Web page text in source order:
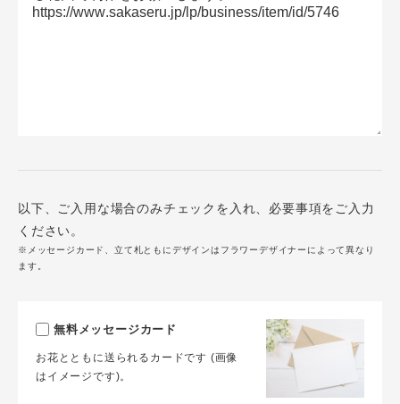
以下、ご入用な場合のみチェックを入れ、必要事項をご入力
ください。
※メッセージカード、立て札ともにデザインはフラワーデザイナーによって異なり
ます。
無料メッセージカード
お花とともに送られるカードです (画像
はイメージです)。